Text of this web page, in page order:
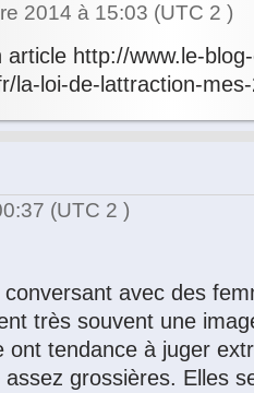
2014 à 15:03 (UTC 2 )
article http://www.le-
la-loi-de-lattraction-
(UTC 2 )
conversant avec des
très souvent une
ont tendance à juger
grossières. Elles